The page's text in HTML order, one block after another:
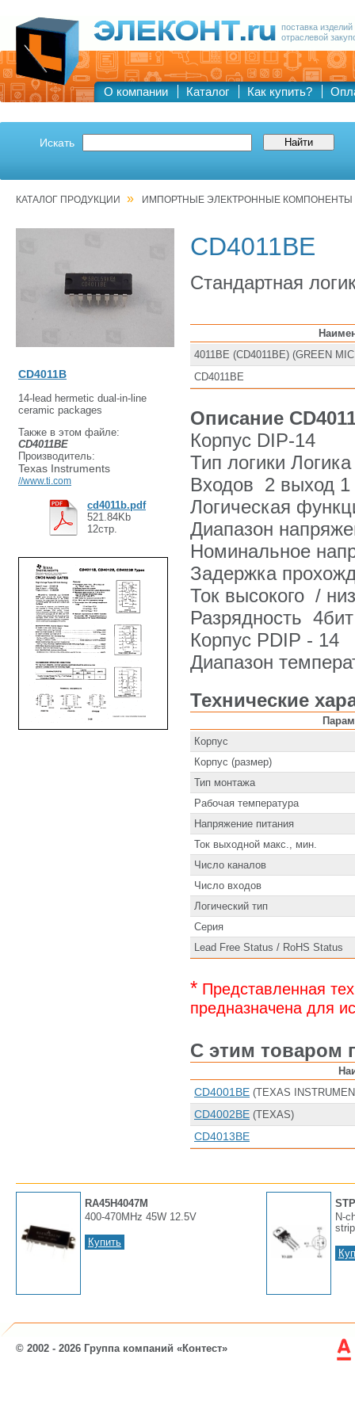
поставка
отраслевой
О компании Каталог Как купить?
Искать
КАТАЛОГ ПРОДУКЦИИ » ИМПОРТНЫЕ ЭЛЕКТРОННЫЕ КОМПОНЕНТЫ
CD4011BE
Стандартная
4011BE (CD4011BE) (GREEN
CD4011BE
Описание
Корпус DIP-14
Тип логики Логика
Входов 2 выход 1
Логическая
Диапазон
Номинальное
Задержка
Ток высокого /
Разрядность 4бит
Корпус PDIP - 14
Диапазон
Технические
Корпус
Корпус (размер)
Тип монтажа
Рабочая температура
Напряжение питания
Ток выходной макс., мин.
Число каналов
Число входов
Логический тип
Серия
Lead Free Status / RoHS Status
* Представленная
предназначена для
С этим товаром
CD4001BE (TEXAS
CD4002BE (TEXAS)
CD4013BE
CD4011B
14-lead hermetic dual-in-line
ceramic packages
Также в этом файле:
CD4011BE
Производитель:
Texas Instruments
//www.ti.com
cd4011b.pdf
521.84Kb
12стр.
RA45H4047M
400-470MHz 45W 12.5V
Купить
N-
© 2002 - 2026 Группа компаний «Контест»